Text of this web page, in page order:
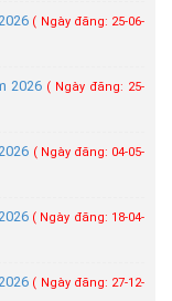
( Ngày đăng: 25-06-
2026 ( Ngày đăng: 25-
( Ngày đăng: 04-05-
( Ngày đăng: 18-04-
( Ngày đăng: 27-12-